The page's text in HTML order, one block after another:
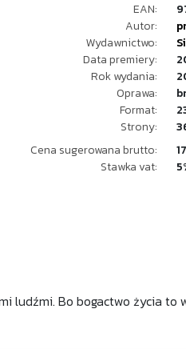
EAN:
Autor:
Wydawnictwo:
Data premiery:
Rok wydania:
Oprawa:
Format:
Strony:
Cena sugerowana brutto:
Stawka vat:
ludźmi. Bo bogactwo życia to